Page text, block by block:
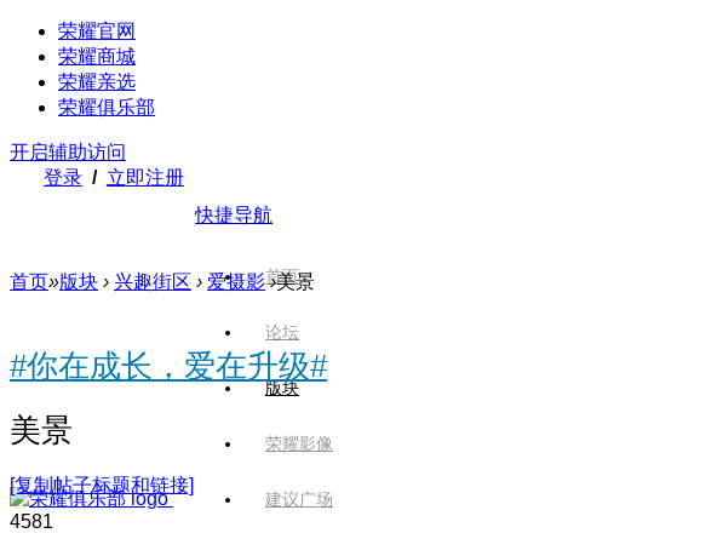
荣耀官网
荣耀商城
荣耀亲选
荣耀俱乐部
开启辅助访问
登录 / 立即注册
快捷导航
首页
论坛
版块
荣耀影像
建议广场
首页»版块 › 兴趣街区 › 爱摄影 ›美景
#你在成长，爱在升级#
美景
[复制帖子标题和链接]
4581